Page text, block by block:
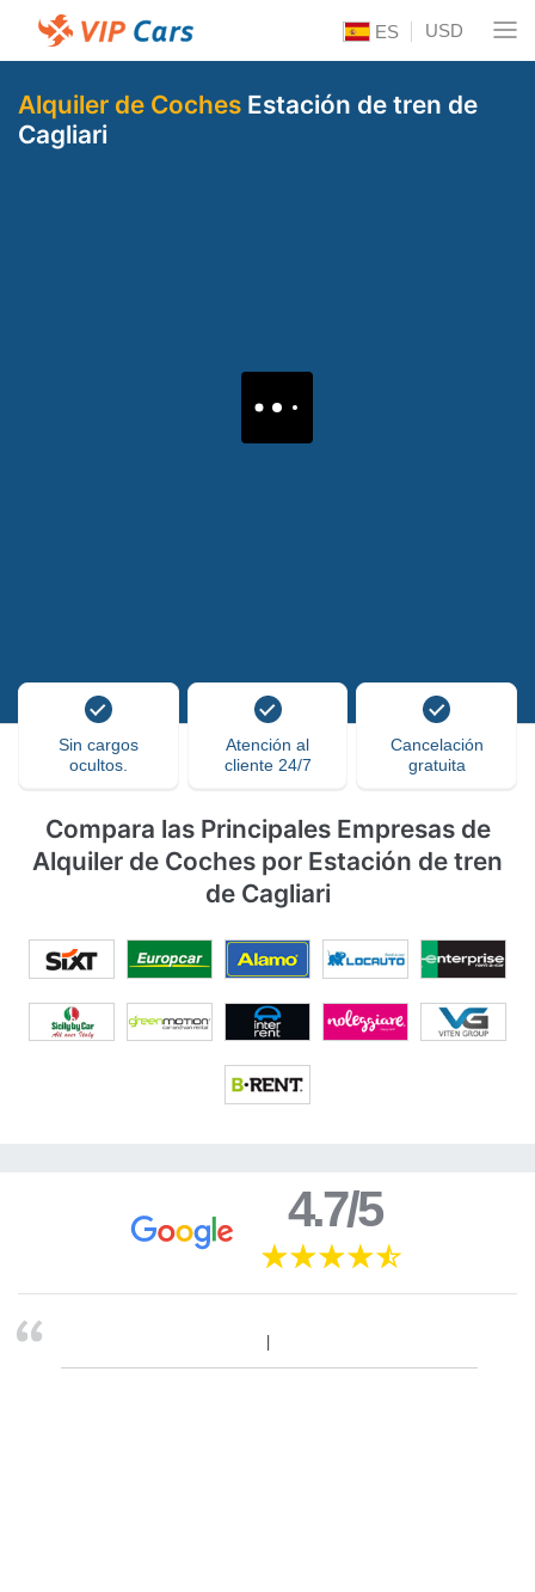
ES USD
Alquiler de Coches Estación de tren de
Cagliari
Sin cargos
ocultos.
Atención al
cliente 24/7
Cancelación
gratuita
Compara las Principales Empresas de
Alquiler de Coches por Estación de tren
de Cagliari
4.7/5